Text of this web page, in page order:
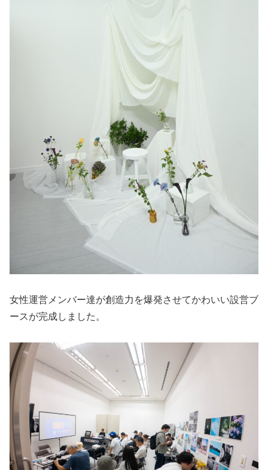
女性運営メンバー達が創造力を爆発させてかわいい設営ブ
ースが完成しました。